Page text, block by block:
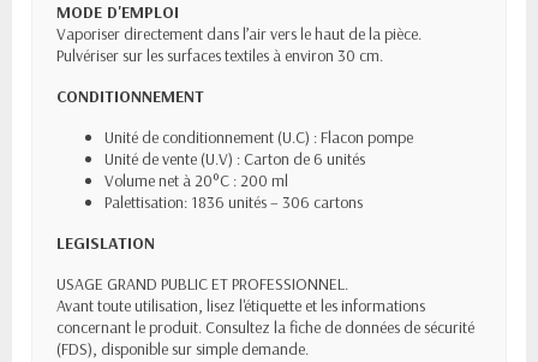
MODE D'EMPLOI
Vaporiser directement dans l’air vers le haut de la pièce.
Pulvériser sur les surfaces textiles à environ 30 cm.
CONDITIONNEMENT
Unité de conditionnement (U.C) : Flacon pompe
Unité de vente (U.V) : Carton de 6 unités
Volume net à 20°C : 200 ml
Palettisation: 1836 unités – 306 cartons
LEGISLATION
USAGE GRAND PUBLIC ET PROFESSIONNEL.
Avant toute utilisation, lisez l'étiquette et les informations
concernant le produit. Consultez la fiche de données de sécurité
(FDS), disponible sur simple demande.